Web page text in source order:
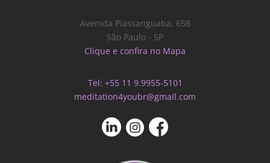
Avenida Piassanguaba, 658
São Paulo - SP
Clique e confira no Mapa
Tel: +55 11 9.9955-5101
meditation4youbr@gmail.com